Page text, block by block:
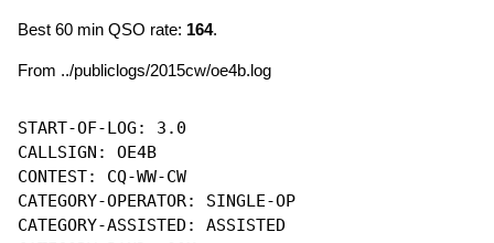
Best 60 min QSO rate: 164.
From ../publiclogs/2015cw/oe4b.log
START-OF-LOG: 3.0
CALLSIGN: OE4B
CONTEST: CQ-WW-CW
CATEGORY-OPERATOR: SINGLE-OP
CATEGORY-ASSISTED: ASSISTED